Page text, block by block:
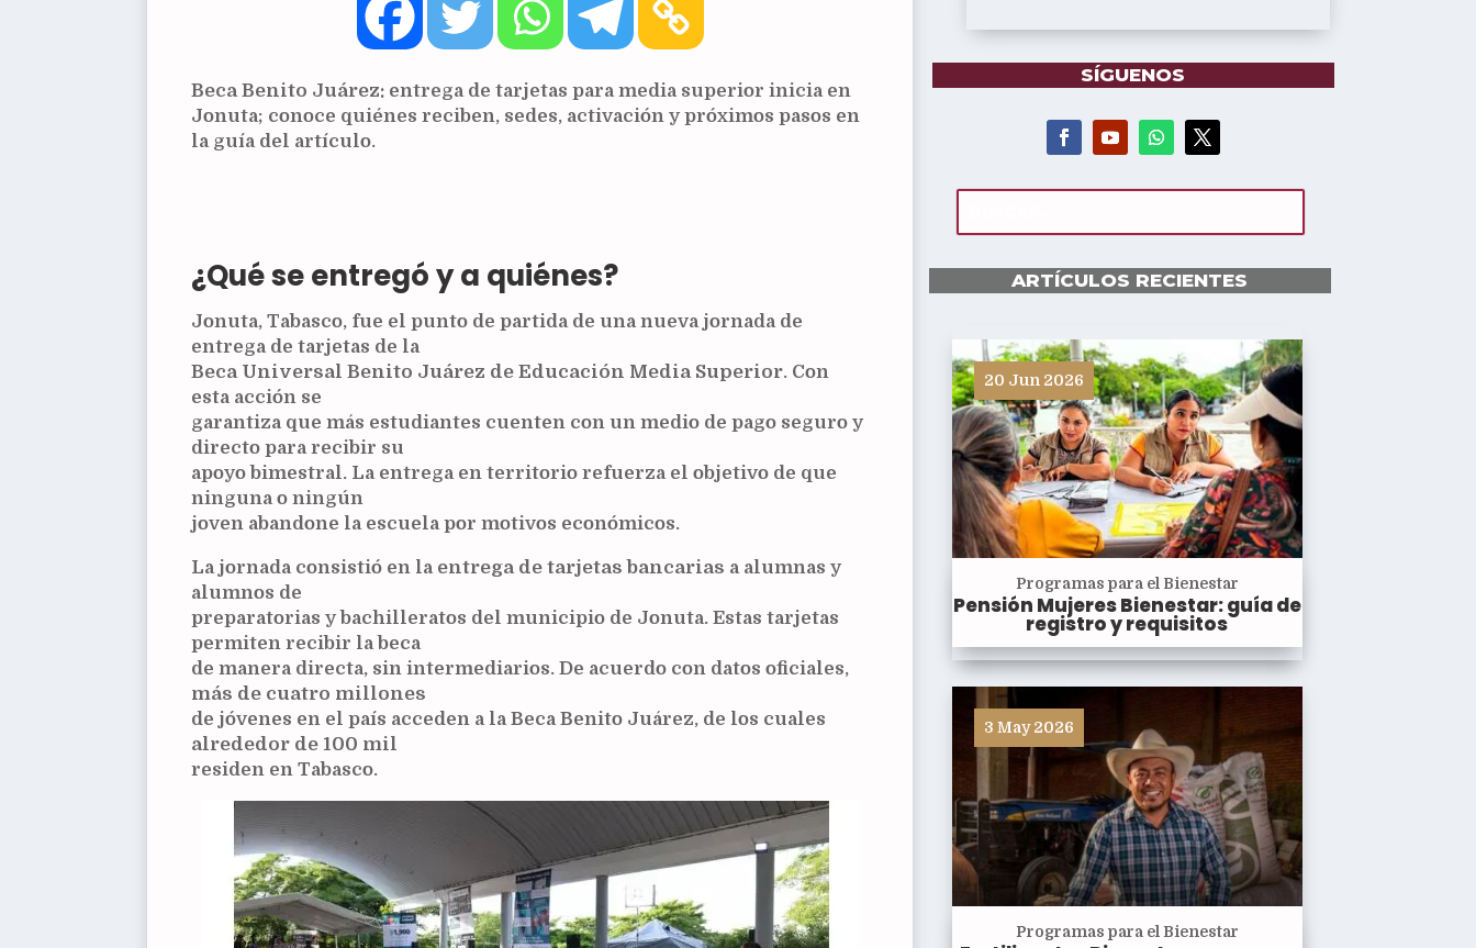
Beca Benito Juárez: entrega de tarjetas para media superior inicia en
Jonuta; conoce quiénes reciben, sedes, activación y próximos pasos en
la guía del artículo.
¿Qué se entregó y a quiénes?
Jonuta, Tabasco, fue el punto de partida de una nueva jornada de
entrega de tarjetas de la
Beca Universal Benito Juárez de Educación Media Superior. Con
esta acción se
garantiza que más estudiantes cuenten con un medio de pago seguro y
directo para recibir su
apoyo bimestral. La entrega en territorio refuerza el objetivo de que
ninguna o ningún
joven abandone la escuela por motivos económicos.
La jornada consistió en la entrega de tarjetas bancarias a alumnas y
alumnos de
preparatorias y bachilleratos del municipio de Jonuta. Estas tarjetas
permiten recibir la beca
de manera directa, sin intermediarios. De acuerdo con datos oficiales,
más de cuatro millones
de jóvenes en el país acceden a la Beca Benito Juárez, de los cuales
alrededor de 100 mil
residen en Tabasco.
SÍGUENOS
ARTÍCULOS RECIENTES
20 Jun 2026
Programas para el Bienestar
Pensión Mujeres Bienestar: guía de
registro y requisitos
3 May 2026
Programas para el Bienestar